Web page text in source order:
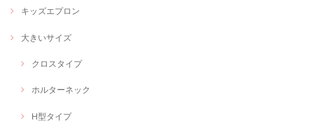
キッズエプロン
大きいサイズ
クロスタイプ
ホルターネック
H型タイプ